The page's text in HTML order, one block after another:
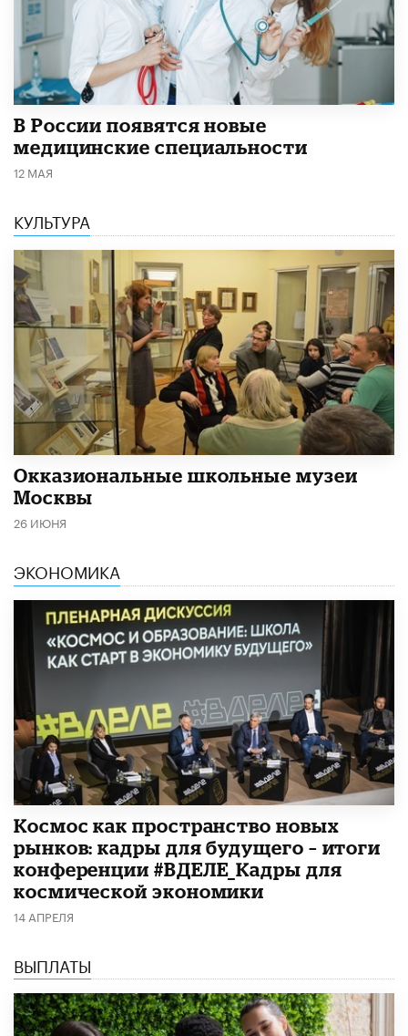
В России появятся новые
медицинские специальности
12 МАЯ
КУЛЬТУРА
​Окказиональные школьные музеи
Москвы
26 ИЮНЯ
ЭКОНОМИКА
Космос как пространство новых
рынков: кадры для будущего – итоги
конференции #ВДЕЛЕ_Кадры для
космической экономики
14 АПРЕЛЯ
ВЫПЛАТЫ